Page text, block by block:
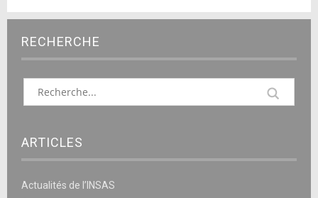
RECHERCHE
ARTICLES
Actualités de l’INSAS